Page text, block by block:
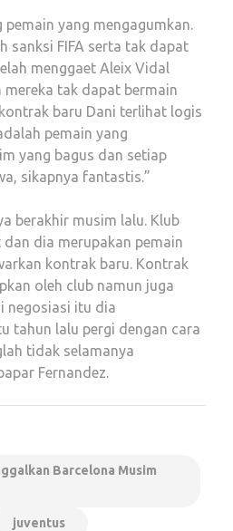
pemain yang mengagumkan.
sanksi FIFA serta tak dapat
menggaet Aleix Vidal
tak dapat bermain
baru Dani terlihat logis
pemain yang
yang bagus dan setiap
sikapnya fantastis.”
berakhir musim lalu. Klub
dia merupakan pemain
kontrak baru. Kontrak
oleh club namun juga
negosiasi itu dia
tahun lalu pergi dengan cara
tidak selamanya
Fernandez.
Barcelona Musim
juventus